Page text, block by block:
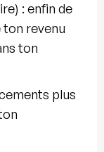
: enfin de
revenu
ton
plus